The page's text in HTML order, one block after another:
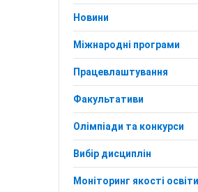
Новини
Міжнародні програми
Працевлаштування
Факультативи
Олімпіади та конкурси
Вибір дисциплін
Моніторинг якості освіти